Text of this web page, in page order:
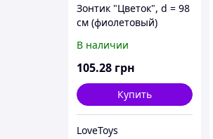
Зонтик "Цветок", d = 98
см (фиолетовый)
В наличии
105.28 грн
Купить
LoveToys